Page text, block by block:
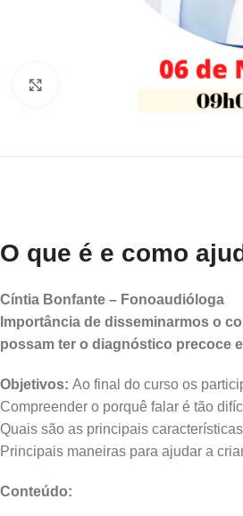
O que é e como
Cíntia Bonfante – Fonoaudióloga
Importância de disseminarmos o
possam ter o diagnóstico precoce
Objetivos: Ao final do curso os
Compreender o porquê falar é tão
Quais são as principais
Principais maneiras para ajudar a
Conteúdo: